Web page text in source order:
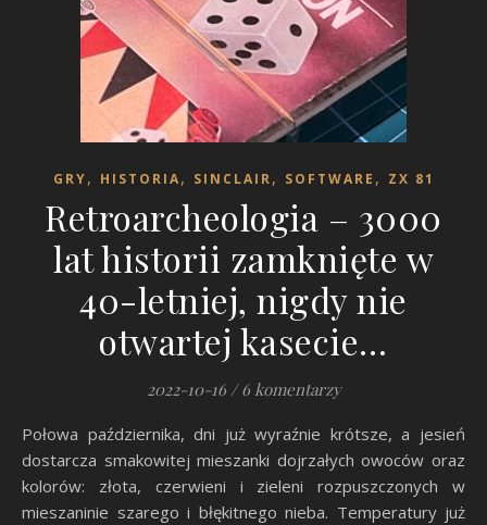
GRY, HISTORIA, SINCLAIR, SOFTWARE , ZX 81
Retroarcheologia – 3000
lat historii zamknięte w
40-letniej, nigdy nie
otwartej kasecie…
2022-10-16 / 6 komentarzy
Połowa października, dni już wyraźnie krótsze, a jesień
dostarcza smakowitej mieszanki dojrzałych owoców oraz
kolorów: złota, czerwieni i zieleni rozpuszczonych w
mieszaninie szarego i błękitnego nieba. Temperatury już